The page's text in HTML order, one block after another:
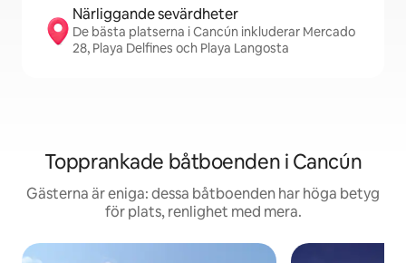
Närliggande sevärdheter
De bästa platserna i Cancún inkluderar Mercado
28, Playa Delfines och Playa Langosta
Topprankade båtboenden i Cancún
Gästerna är eniga: dessa båtboenden har höga betyg
för plats, renlighet med mera.